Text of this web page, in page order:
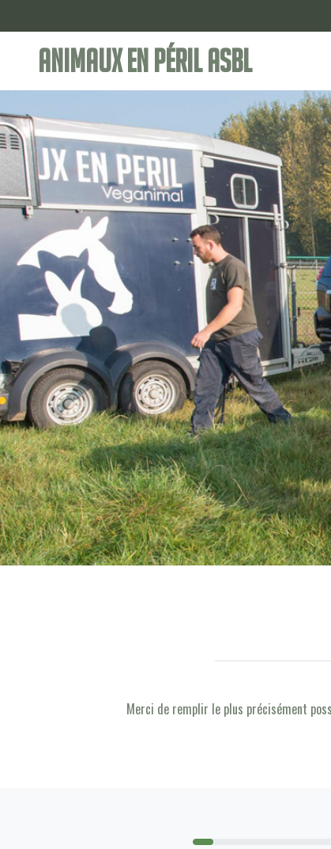
Animaux en Péril ASBL
Merci de remplir le plus précisément